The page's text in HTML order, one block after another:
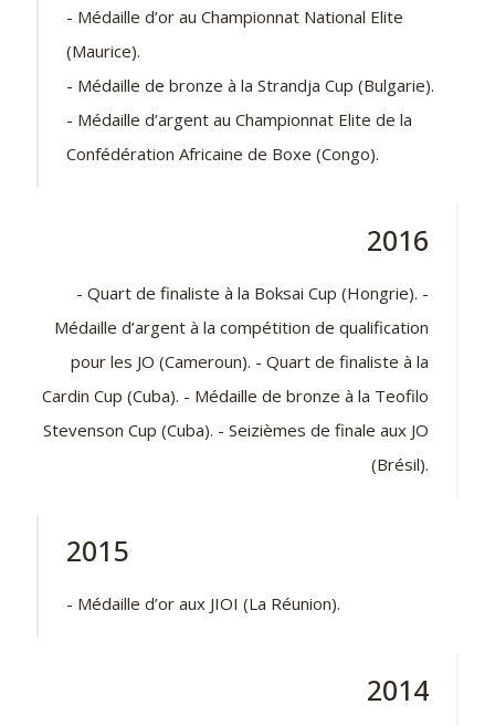
- Médaille d’or au Championnat National Elite
(Maurice).
- Médaille de bronze à la Strandja Cup (Bulgarie).
- Médaille d’argent au Championnat Elite de la
Confédération Africaine de Boxe (Congo).
2016
- Quart de finaliste à la Boksai Cup (Hongrie). -
Médaille d’argent à la compétition de qualification
pour les JO (Cameroun). - Quart de finaliste à la
Cardin Cup (Cuba). - Médaille de bronze à la Teofilo
Stevenson Cup (Cuba). - Seizièmes de finale aux JO
(Brésil).
2015
- Médaille d’or aux JIOI (La Réunion).
2014